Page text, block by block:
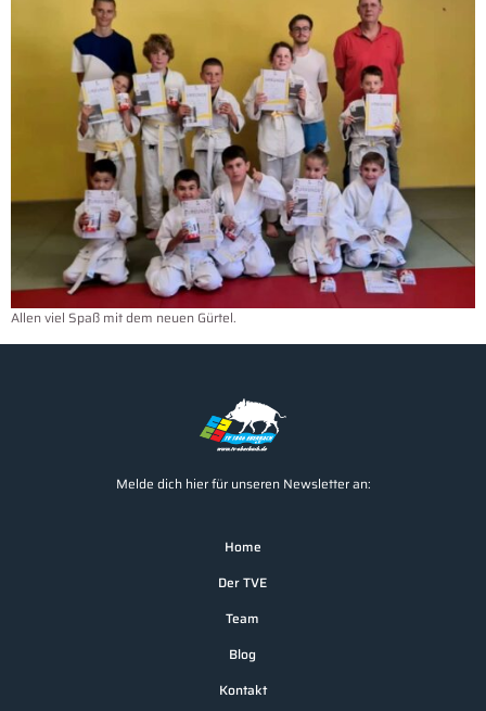
Allen viel Spaß mit dem neuen Gürtel.
Melde dich hier für unseren Newsletter an:
Home
Der TVE
Team
Blog
Kontakt